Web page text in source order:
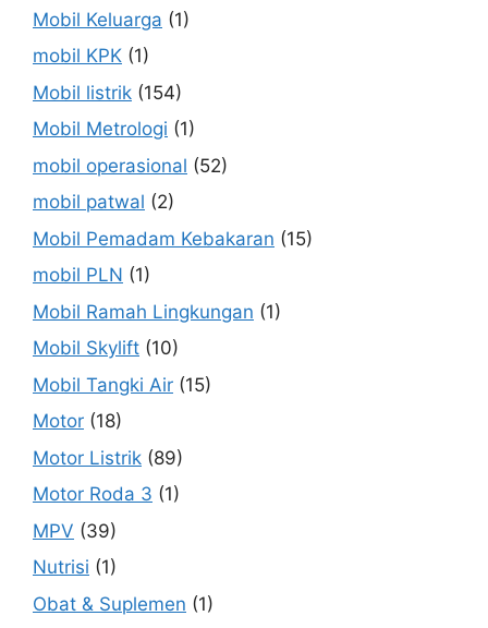
Mobil Keluarga (1)
mobil KPK (1)
Mobil listrik (154)
Mobil Metrologi (1)
mobil operasional (52)
mobil patwal (2)
Mobil Pemadam Kebakaran (15)
mobil PLN (1)
Mobil Ramah Lingkungan (1)
Mobil Skylift (10)
Mobil Tangki Air (15)
Motor (18)
Motor Listrik (89)
Motor Roda 3 (1)
MPV (39)
Nutrisi (1)
Obat & Suplemen (1)